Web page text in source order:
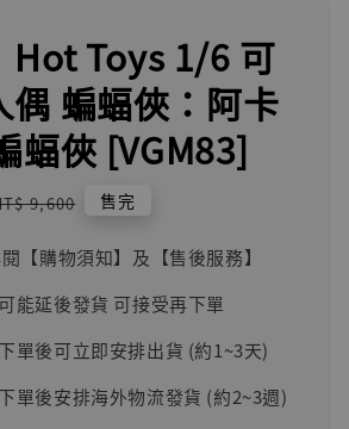
Hot Toys 1/6 可
偶 蝙蝠俠：阿卡
蝠俠 [VGM83]
9,600 售完
【購物須知】及【售後服務】
能延後發貨 可接受再下單
單後可立即安排出貨 (約1~3天)
單後安排海外物流發貨 (約2~3週)